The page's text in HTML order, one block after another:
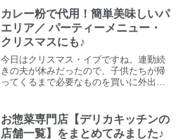
ますが、ここの食パンとても美味しいで
す）これまでケーキ屋さ...
カレー粉で代用！簡単美味しいパ
エリア／ パーティーメニュー・
クリスマスにも♪
今日はクリスマス・イブですね。連勤続
きの夫が休みだったので、子供たちが帰
ってくるまで必要なものを買いに外出し
がなかったので、カレー粉で代用しまし
た。ググったレシピを参考...
お惣菜専門店【デリカキッチンの
店舗一覧】をまとめてみました♪